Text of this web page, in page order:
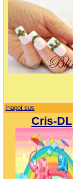
Inapoi sus
Cris-DL